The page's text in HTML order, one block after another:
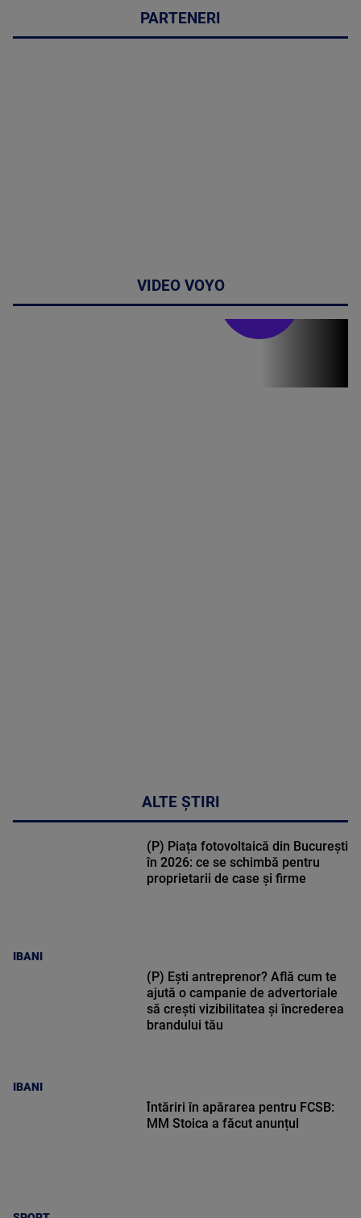
PARTENERI
VIDEO VOYO
ALTE ȘTIRI
IBANI
(P) Piața fotovoltaică din București
în 2026: ce se schimbă pentru
proprietarii de case și firme
IBANI
(P) Ești antreprenor? Află cum te
ajută o campanie de advertoriale
să crești vizibilitatea și încrederea
brandului tău
Întăriri în apărarea pentru FCSB:
MM Stoica a făcut anunțul